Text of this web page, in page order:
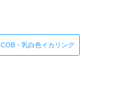
COB・乳白色イカリング